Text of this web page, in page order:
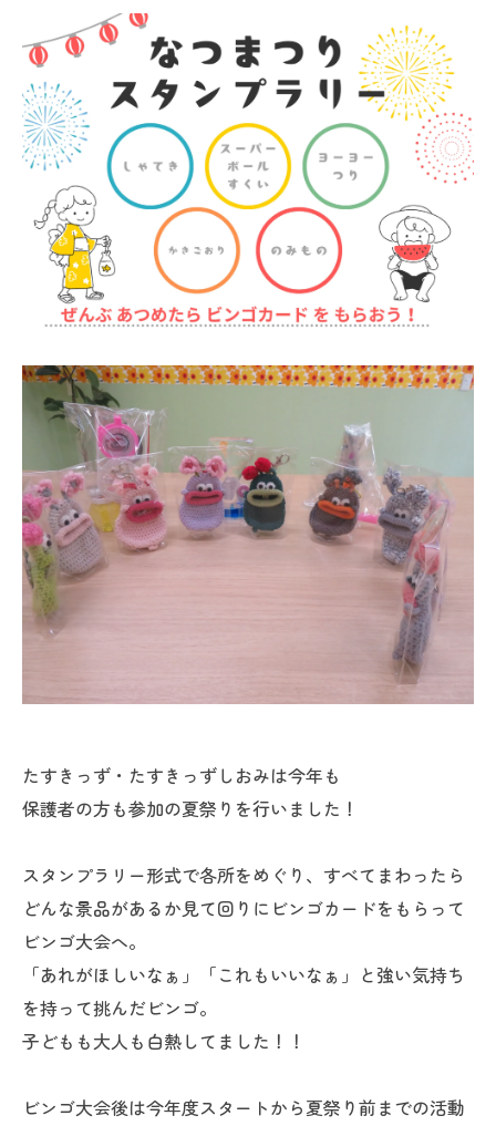
たすきっず・たすきっずしおみは今年も
保護者の方も参加の夏祭りを行いました！
スタンプラリー形式で各所をめぐり、すべてまわったら
どんな景品があるか見て回りにビンゴカードをもらって
ビンゴ大会へ。
「あれがほしいなぁ」「これもいいなぁ」と強い気持ち
を持って挑んだビンゴ。
子どもも大人も白熱してました！！
ビンゴ大会後は今年度スタートから夏祭り前までの活動